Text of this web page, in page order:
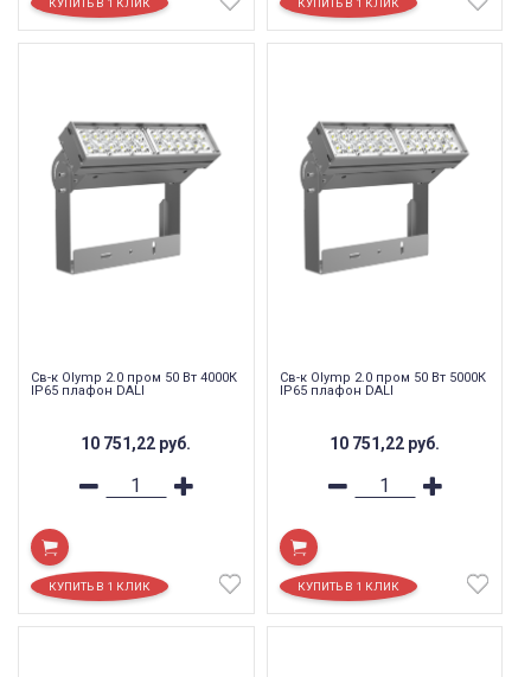
Св-к Olymp 2.0 пром 50 Вт 4000К
IP65 плафон DALI
10 751,22 руб.
Св-к Olymp 2.0 пром 50 Вт 5000К
IP65 плафон DALI
10 751,22 руб.